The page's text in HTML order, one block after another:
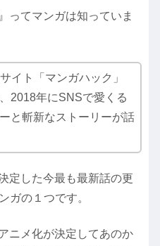
ってマンガは知っていま
イト「マンガハック」
2018年にSNSで愛くる
と斬新なストーリーが話
定した今最も最新話の更
ガの１つです。
ニメ化が決定してあのか